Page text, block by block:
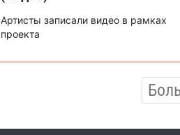
Артисты записали видео в рамках
проекта